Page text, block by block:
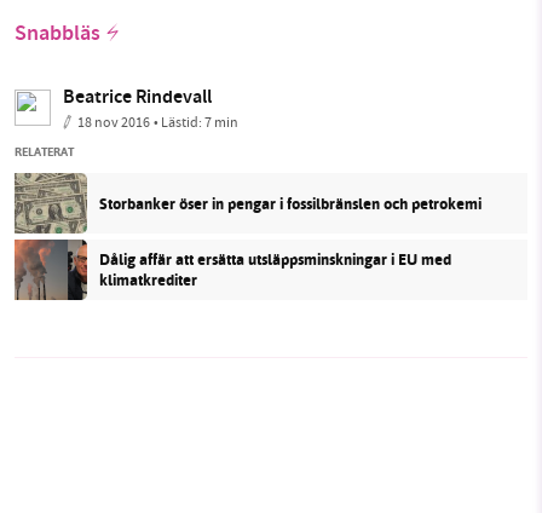
Snabbläs
Beatrice Rindevall
18 nov 2016• Lästid:7 min
RELATERAT
Storbanker öser in pengar i fossilbränslen och petrokemi
Dålig affär att ersätta utsläppsminskningar i EU med
klimatkrediter